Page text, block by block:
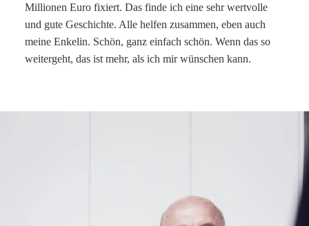
Millionen Euro fixiert. Das finde ich eine sehr wertvolle
und gute Geschichte. Alle helfen zusammen, eben auch
meine Enkelin. Schön, ganz einfach schön. Wenn das so
weitergeht, das ist mehr, als ich mir wünschen kann.